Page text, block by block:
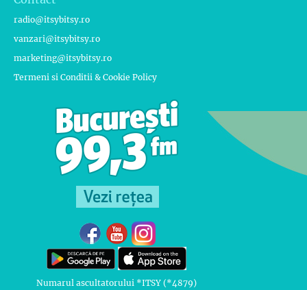
radio@itsybitsy.ro
vanzari@itsybitsy.ro
marketing@itsybitsy.ro
Termeni si Conditii & Cookie Policy
Numarul ascultatorului *ITSY (*4879)